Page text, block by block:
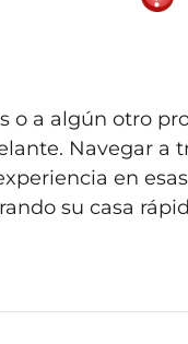
o a algún otro
Navegar a
en
su casa